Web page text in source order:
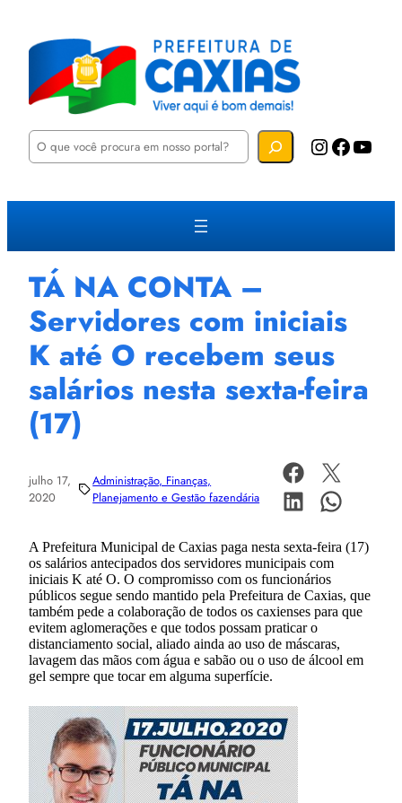
P
u
a
Instagram Facebook YouTube
TÁ NA CONTA –
Servidores com iniciais
K até O recebem seus
salários nesta sexta-feira
(17)
julho 17,
2020
Administração, Finanças,
Planejamento e Gestão fazendária
A Prefeitura Municipal de Caxias paga nesta sexta-feira (17)
os salários antecipados dos servidores municipais com
iniciais K até O. O compromisso com os funcionários
públicos segue sendo mantido pela Prefeitura de Caxias, que
também pede a colaboração de todos os caxienses para que
evitem aglomerações e que todos possam praticar o
distanciamento social, aliado ainda ao uso de máscaras,
lavagem das mãos com água e sabão ou o uso de álcool em
gel sempre que tocar em alguma superfície.